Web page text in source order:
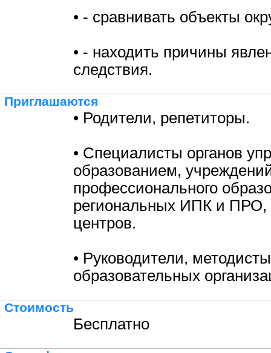
• - сравнивать объекты
• - находить причины
следствия.
Приглашаются
• Родители, репетиторы.
• Специалисты органов
образованием,
профессионального
региональных ИПК и ПРО,
центров.
• Руководители,
образовательных
Стоимость
Бесплатно